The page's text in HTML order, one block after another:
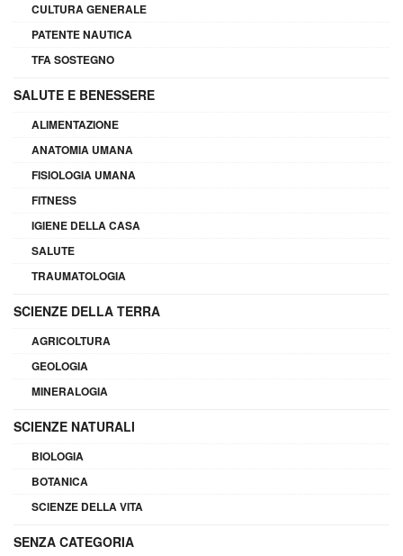
CULTURA GENERALE
PATENTE NAUTICA
TFA SOSTEGNO
SALUTE E BENESSERE
ALIMENTAZIONE
ANATOMIA UMANA
FISIOLOGIA UMANA
FITNESS
IGIENE DELLA CASA
SALUTE
TRAUMATOLOGIA
SCIENZE DELLA TERRA
AGRICOLTURA
GEOLOGIA
MINERALOGIA
SCIENZE NATURALI
BIOLOGIA
BOTANICA
SCIENZE DELLA VITA
SENZA CATEGORIA